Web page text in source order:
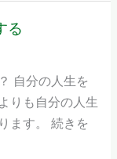
る
自分の人生を
りも自分の人生
ます。 続きを